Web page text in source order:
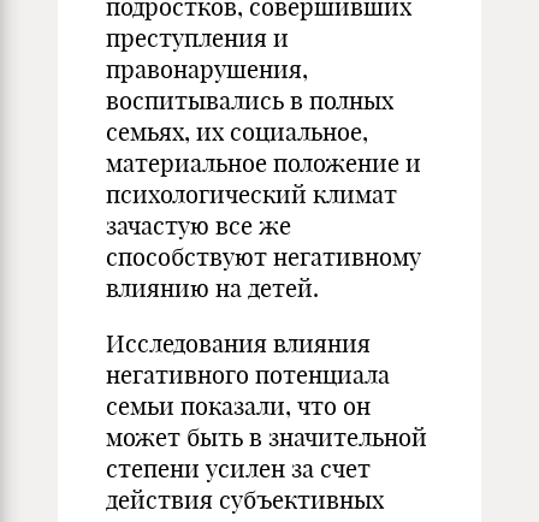
подростков, совершивших
преступления и
правонарушения,
воспитывались в полных
семьях, их социальное,
материальное положение и
психологический климат
зачастую все же
способствуют негативному
влиянию на детей.
Исследования влияния
негативного потенциала
семьи показали, что он
может быть в значительной
степени усилен за счет
действия субъективных